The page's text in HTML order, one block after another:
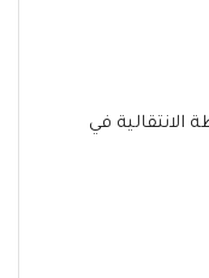
الانتقالية في